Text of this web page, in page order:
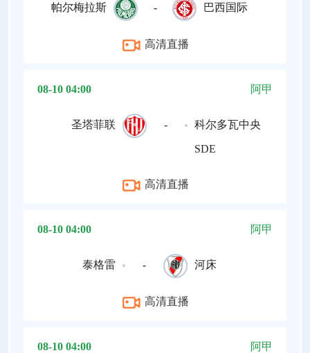
帕尔梅拉斯 - 巴西国际
高清直播
08-10 04:00 阿甲
圣塔菲联 - 科尔多瓦中央
SDE
高清直播
08-10 04:00 阿甲
泰格雷 - 河床
高清直播
08-10 04:00 阿甲